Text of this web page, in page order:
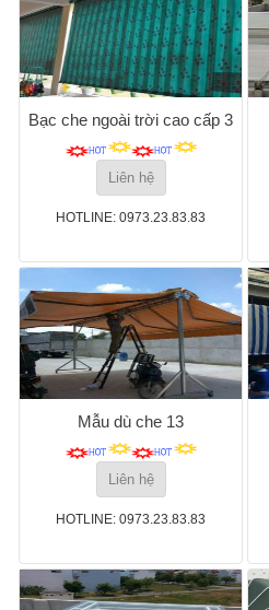
Bạc che ngoài trời cao cấp 3
Liên hệ
HOTLINE: 0973.23.83.83
Mẫu dù che 13
Liên hệ
HOTLINE: 0973.23.83.83